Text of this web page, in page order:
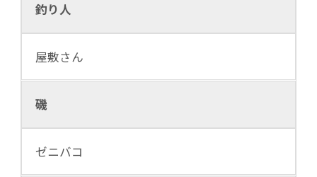
釣り人
屋敷さん
磯
ゼニバコ